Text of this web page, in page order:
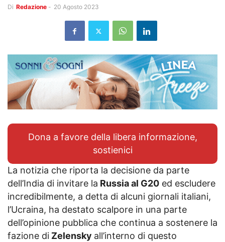
Di Redazione - 20 Agosto 2023
Dona a favore della libera informazione,
sostienici
La notizia che riporta la decisione da parte
dell’India di invitare la Russia al G20 ed escludere
incredibilmente, a detta di alcuni giornali italiani,
l’Ucraina, ha destato scalpore in una parte
dell’opinione pubblica che continua a sostenere la
fazione di Zelensky all’interno di questo